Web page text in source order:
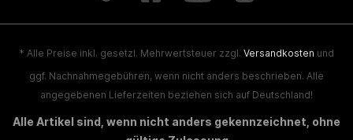
* Alle Preise inkl. gesetzl. Mehrwertsteuer zzgl. Versandkosten und
ggf. Nachnahmegebühren, wenn nicht anders beschrieben. Alle
angegebenen Lieferzeiten beziehen sich auf Deutschland!
Alle Artikel sind, wenn nicht anders gekennzeichnet, ohne